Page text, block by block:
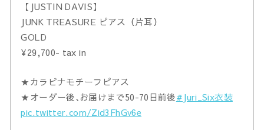
【JUSTIN DAVIS】
JUNK TREASURE ピアス（片耳）
GOLD
¥29,700- tax in
★カラビナモチーフピアス
★オーダー後､お届けまで50-70日前後#Juri_Six衣装
pic.twitter.com/Zid3FhGv6e